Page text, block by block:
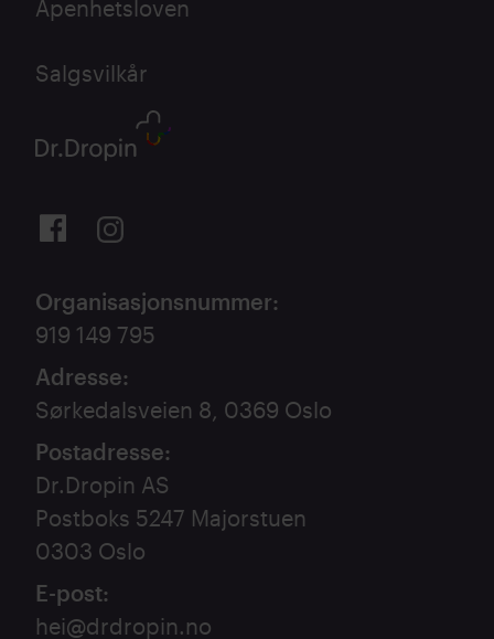
Åpenhetsloven
Salgsvilkår
Organisasjonsnummer:
919 149 795
Adresse:
Sørkedalsveien 8, 0369 Oslo
Postadresse:
Dr.Dropin AS
Postboks 5247 Majorstuen
0303 Oslo
E-post:
hei@drdropin.no